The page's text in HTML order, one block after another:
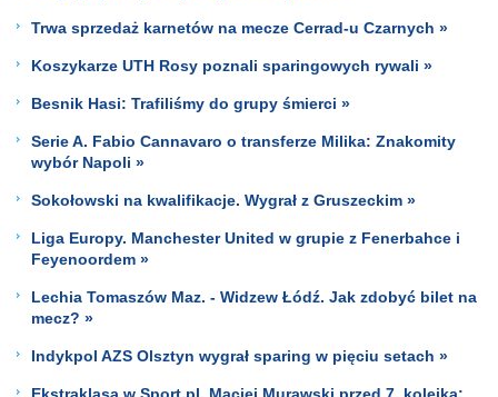
Trwa sprzedaż karnetów na mecze Cerrad-u Czarnych »
Koszykarze UTH Rosy poznali sparingowych rywali »
Besnik Hasi: Trafiliśmy do grupy śmierci »
Serie A. Fabio Cannavaro o transferze Milika: Znakomity
wybór Napoli »
Sokołowski na kwalifikacje. Wygrał z Gruszeckim »
Liga Europy. Manchester United w grupie z Fenerbahce i
Feyenoordem »
Lechia Tomaszów Maz. - Widzew Łódź. Jak zdobyć bilet na
mecz? »
Indykpol AZS Olsztyn wygrał sparing w pięciu setach »
Ekstraklasa w Sport.pl. Maciej Murawski przed 7. kolejką: